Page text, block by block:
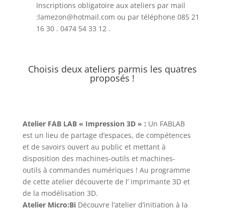
Inscriptions obligatoire aux ateliers par mail
:lamezon@hotmail.com ou par téléphone 085 21
16 30 . 0474 54 33 12 .
Choisis deux ateliers parmis les quatres
proposés !
Atelier FAB LAB « Impression 3D » : Un FABLAB
est un lieu de partage d’espaces, de compétences
et de savoirs ouvert au public et mettant à
disposition des machines-outils et machines-
outils à commandes numériques ! Au programme
de cette atelier découverte de l’ imprimante 3D et
de la modélisation 3D.
Atelier Micro:Bi Découvre l’atelier d’initiation à la